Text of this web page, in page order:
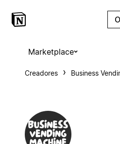
Marketplace
Creadores Business